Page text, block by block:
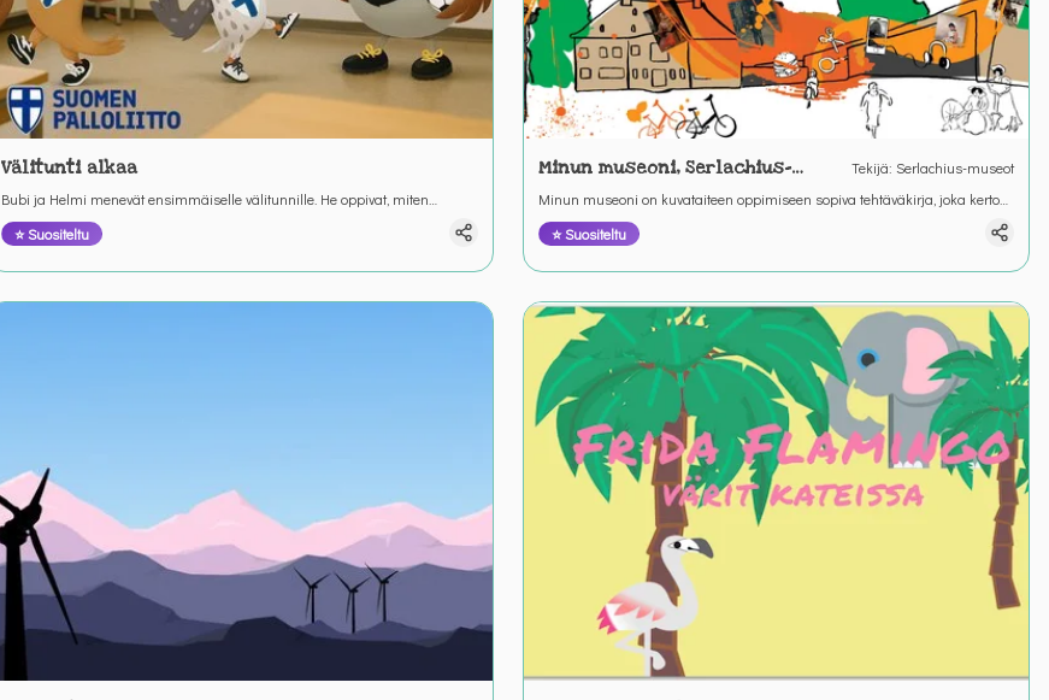
Välitunti alkaa
Bubi ja Helmi menevät ensimmäiselle välitunnille. He oppivat, miten
toimitaan ulos mennessä.
⭐ Suositeltu
Minun museoni, Serlachius-
museot
Tekijä: Serlachius-museot
Minun museoni on kuvataiteen oppimiseen sopiva tehtäväkirja, joka kertoo
taidemuseoista sekä Serlachius-museoista
⭐ Suositeltu